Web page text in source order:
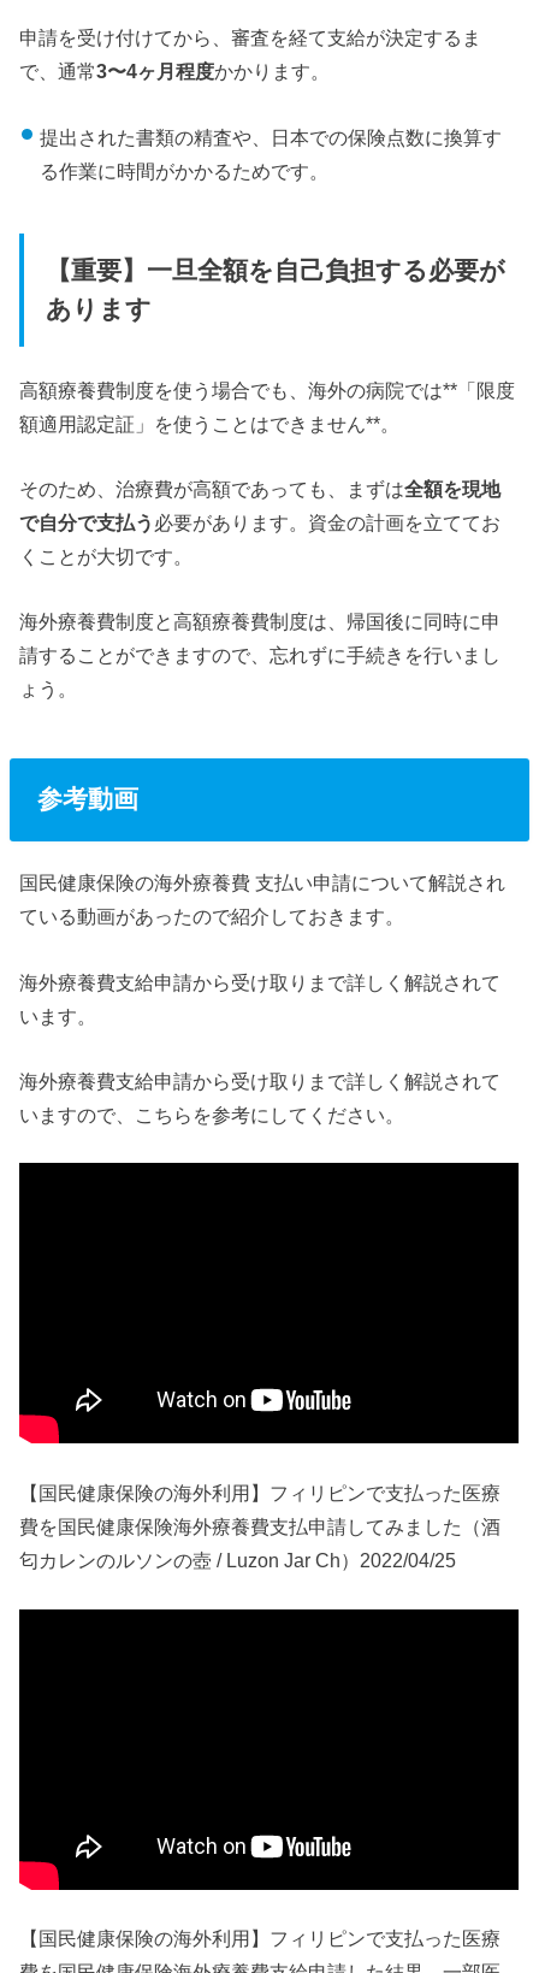
申請を受け付けてから、審査を経て支給が決定するま
で、通常3〜4ヶ月程度かかります。
提出された書類の精査や、日本での保険点数に換算す
る作業に時間がかかるためです。
【重要】一旦全額を自己負担する必要が
あります
高額療養費制度を使う場合でも、海外の病院では**「限度
額適用認定証」を使うことはできません**。
そのため、治療費が高額であっても、まずは全額を現地
で自分で支払う 必要があります。資金の計画を立ててお
くことが大切です。
海外療養費制度と高額療養費制度は、帰国後に同時に申
請することができますので、忘れずに手続きを行いまし
ょう。
参考動画
国民健康保険の海外療養費 支払い申請について解説され
ている動画があったので紹介しておきます。
海外療養費支給申請から受け取りまで詳しく解説されて
います。
海外療養費支給申請から受け取りまで詳しく解説されて
いますので、こちらを参考にしてください。
【国民健康保険の海外利用】フィリピンで支払った医療
費を国民健康保険海外療養費支払申請してみました（酒
匂カレンのルソンの壺 / Luzon Jar Ch）2022/04/25
【国民健康保険の海外利用】フィリピンで支払った医療